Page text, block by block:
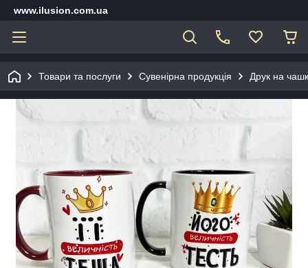
www.ilusion.com.ua
Товари та послуги Сувенірна продукція Друк на